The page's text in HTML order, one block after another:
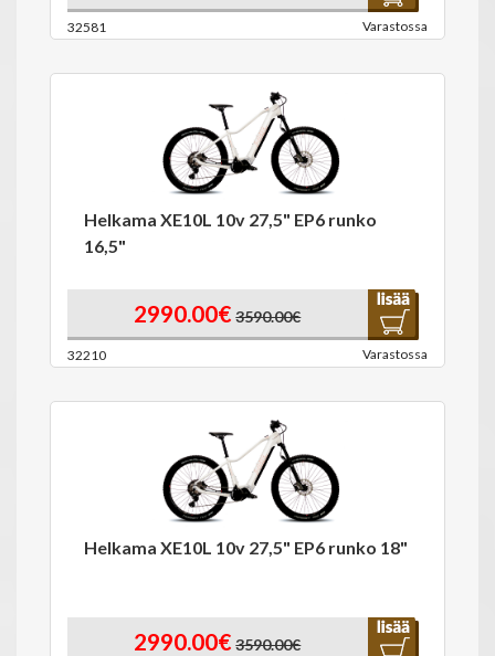
32581 Varastossa
Helkama XE10L 10v 27,5" EP6 runko
16,5"
2990.00€ 3590.00€
32210 Varastossa
Helkama XE10L 10v 27,5" EP6 runko 18"
2990.00€ 3590.00€